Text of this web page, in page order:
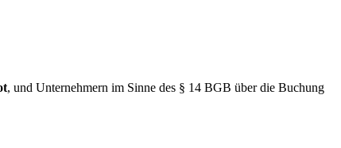
, und Unternehmern im Sinne des § 14 BGB über die Buchung